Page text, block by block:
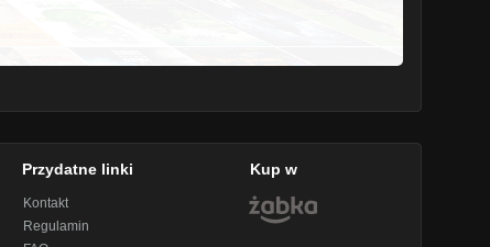
Przydatne linki
Kontakt
Regulamin
Kup w